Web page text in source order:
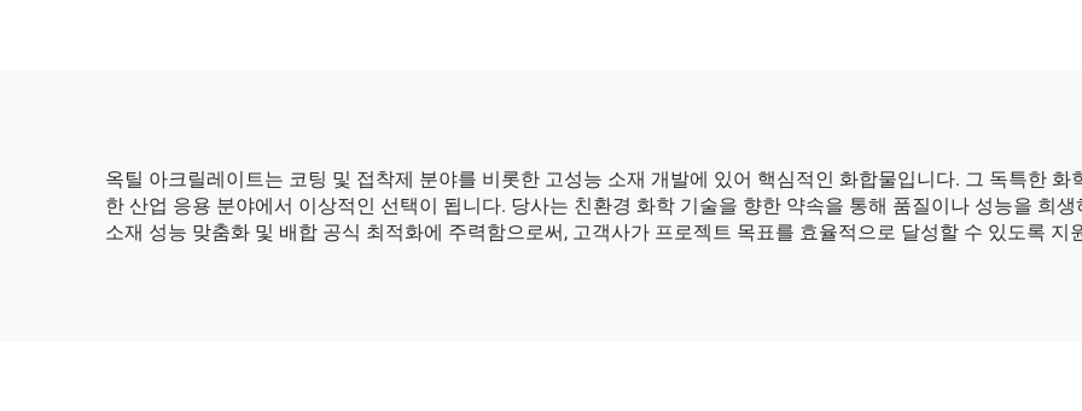
옥틸 아크릴레이트는 코팅 및 접착제 분야를 비롯한 고성능 소재 개발에 있어 핵심적인 화합물입니다. 그 독특한
한 산업 응용 분야에서 이상적인 선택이 됩니다. 당사는 친환경 화학 기술을 향한 약속을 통해 품질이나 성능을 희
소재 성능 맞춤화 및 배합 공식 최적화에 주력함으로써, 고객사가 프로젝트 목표를 효율적으로 달성할 수 있도록 지